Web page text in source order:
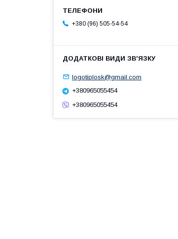
+380 (96) 505-54-54
logotiplosk@gmail.com
+380965055454
+380965055454